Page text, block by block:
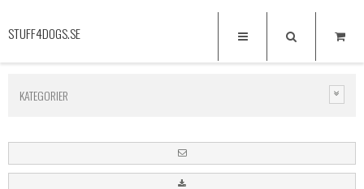
STUFF4DOGS.SE
KATEGORIER